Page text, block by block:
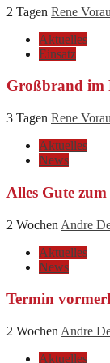
2 Tagen Rene
Aktuelles
Einsatz
Großbrand im
3 Tagen Rene
Aktuelles
News
Alles Gute
2 Wochen Andre
Aktuelles
News
Termin
2 Wochen Andre
Aktuelles